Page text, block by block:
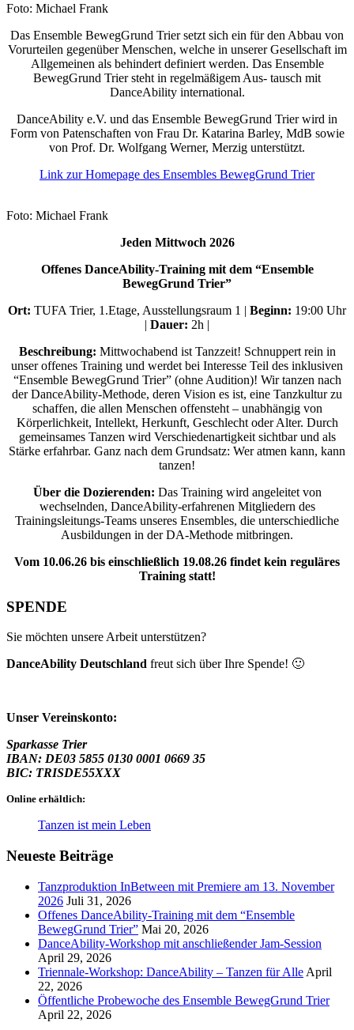
Foto: Michael Frank
Das Ensemble BewegGrund Trier setzt sich ein für den Abbau von
Vorurteilen gegenüber Menschen, welche in unserer Gesellschaft im
Allgemeinen als behindert definiert werden. Das Ensemble
BewegGrund Trier steht in regelmäßigem Aus- tausch mit
DanceAbility international.
DanceAbility e.V. und das Ensemble BewegGrund Trier wird in
Form von Patenschaften von Frau Dr. Katarina Barley, MdB sowie
von Prof. Dr. Wolfgang Werner, Merzig unterstützt.
Link zur Homepage des Ensembles BewegGrund Trier
Foto: Michael Frank
Jeden Mittwoch 2026
Offenes DanceAbility-Training mit dem “Ensemble
BewegGrund Trier”
Ort: TUFA Trier, 1.Etage, Ausstellungsraum 1 | Beginn: 19:00 Uhr
| Dauer: 2h |
Beschreibung: Mittwochabend ist Tanzzeit! Schnuppert rein in
unser offenes Training und werdet bei Interesse Teil des inklusiven
“Ensemble BewegGrund Trier” (ohne Audition)! Wir tanzen nach
der DanceAbility-Methode, deren Vision es ist, eine Tanzkultur zu
schaffen, die allen Menschen offensteht – unabhängig von
Körperlichkeit, Intellekt, Herkunft, Geschlecht oder Alter. Durch
gemeinsames Tanzen wird Verschiedenartigkeit sichtbar und als
Stärke erfahrbar. Ganz nach dem Grundsatz: Wer atmen kann, kann
tanzen!
Über die Dozierenden: Das Training wird angeleitet von
wechselnden, DanceAbility-erfahrenen Mitgliedern des
Trainingsleitungs-Teams unseres Ensembles, die unterschiedliche
Ausbildungen in der DA-Methode mitbringen.
Vom 10.06.26 bis einschließlich 19.08.26 findet kein reguläres
Training statt!
SPENDE
Sie möchten unsere Arbeit unterstützen?
DanceAbility Deutschland freut sich über Ihre Spende! 🙂
Unser Vereinskonto:
Sparkasse Trier
IBAN: DE03 5855 0130 0001 0669 35
BIC: TRISDE55XXX
Online erhältlich:
Tanzen ist mein Leben
Neueste Beiträge
Tanzproduktion InBetween mit Premiere am 13. November
2026 Juli 31, 2026
Offenes DanceAbility-Training mit dem “Ensemble
BewegGrund Trier” Mai 20, 2026
DanceAbility-Workshop mit anschließender Jam-Session
April 29, 2026
Triennale-Workshop: DanceAbility – Tanzen für Alle April
22, 2026
Öffentliche Probewoche des Ensemble BewegGrund Trier
April 22, 2026